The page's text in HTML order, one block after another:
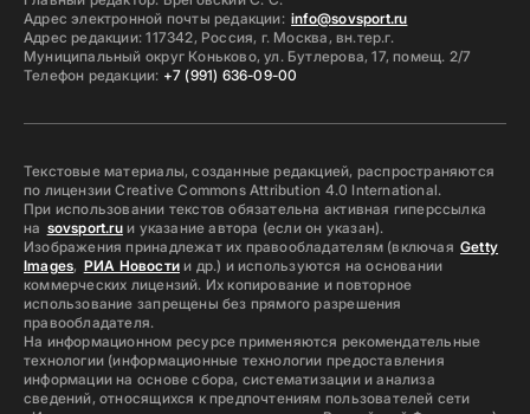
Адрес электронной почты редакции: info@sovsport.ru
Адрес редакции: 117342, Россия, г. Москва, вн.тер.г.
Муниципальный округ Коньково, ул. Бутлерова, 17, помещ. 2/7
Телефон редакции: +7 (991) 636-09-00
Текстовые материалы, созданные редакцией, распространяются
по лицензии Creative Commons Attribution 4.0 International.
При использовании текстов обязательна активная гиперссылка
на sovsport.ruи указание автора (если он указан).
Изображения принадлежат их правообладателям (включая Getty
Images, РИА Новостии др.) и используются на основании
коммерческих лицензий. Их копирование и повторное
использование запрещены без прямого разрешения
правообладателя.
На информационном ресурсе применяются рекомендательные
технологии (информационные технологии предоставления
информации на основе сбора, систематизации и анализа
сведений, относящихся к предпочтениям пользователей сети